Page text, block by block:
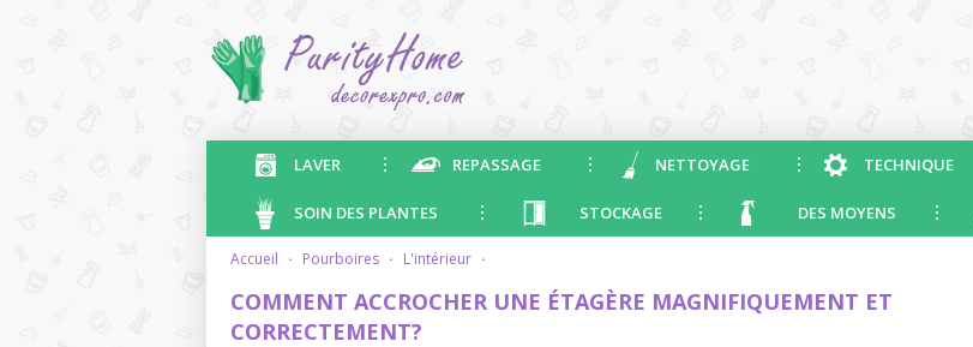
LAVER REPASSAGE NETTOYAGE TECHNIQUE
SOIN DES PLANTES STOCKAGE DES MOYENS
accueil · pourboires · l'intérieur ·
COMMENT ACCROCHER UNE ÉTAGÈRE MAGNIFIQUEMENT ET
CORRECTEMENT?